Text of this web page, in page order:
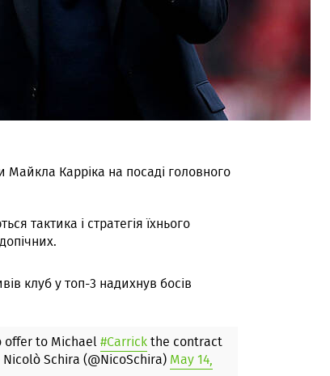
Карріка на посаді головного
тактика і стратегія їхнього
клуб у топ-3 надихнув босів
offer to Michael#Carrickthe contract
Schira (@NicoSchira) May 14,